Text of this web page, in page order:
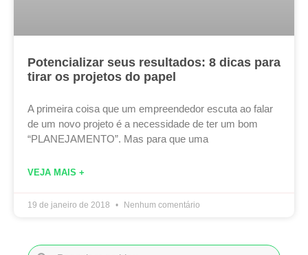
Potencializar seus resultados: 8 dicas para
tirar os projetos do papel
A primeira coisa que um empreendedor escuta ao falar
de um novo projeto é a necessidade de ter um bom
“PLANEJAMENTO”. Mas para que uma
VEJA MAIS +
19 de janeiro de 2018 Nenhum comentário